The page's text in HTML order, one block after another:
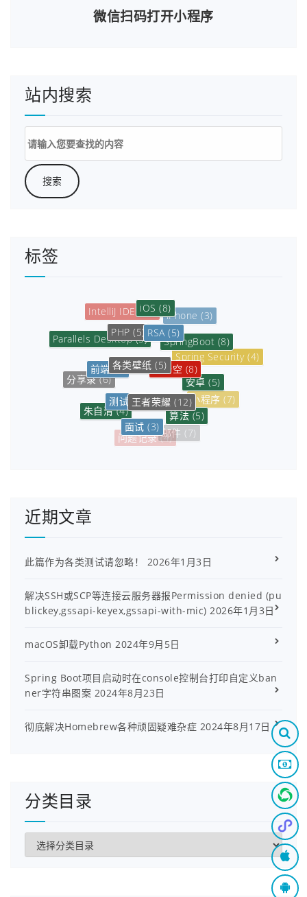
微信扫码打开小程序
站内搜索
索：
标签
IntelliJ IDEA(5)
iOS (8)
iPhone (3)
Parallels Desktop (5)
PHP(5)RSA(5)
SpringBoot(8)
Spring Security(4)
分享录(6)
前端 (5)
各类壁纸(5)
孙悟空(8)
安卓(5)
小程序 (7)
朱自清(4)
测试(3)
王者荣耀(12)
算法(5)
邮件 (7)
问题记录(4)
面试 (3)
近期文章
此篇作为各类测试请忽略！ 2026年1月3日
解决SSH或SCP等连接云服务器报Permission denied (pu
blickey,gssapi-keyex,gssapi-with-mic) 2026年1月3日
macOS卸载Python 2024年9月5日
Spring Boot项目启动时在console控制台打印自定义ban
ner字符串图案 2024年8月23日
彻底解决Homebrew各种顽固疑难杂症 2024年8月17日
分类目录
类